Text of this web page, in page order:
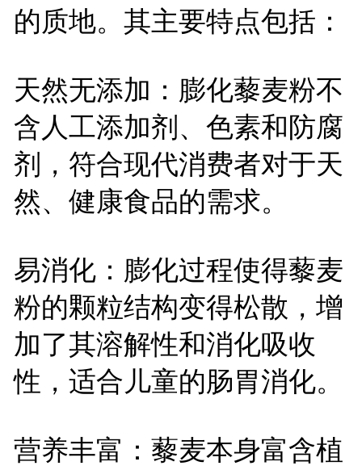
的质地。其主要特点包括：
天然无添加：膨化藜麦粉不
含人工添加剂、色素和防腐
剂，符合现代消费者对于天
然、健康食品的需求。
易消化：膨化过程使得藜麦
粉的颗粒结构变得松散，增
加了其溶解性和消化吸收
性，适合儿童的肠胃消化。
营养丰富：藜麦本身富含植